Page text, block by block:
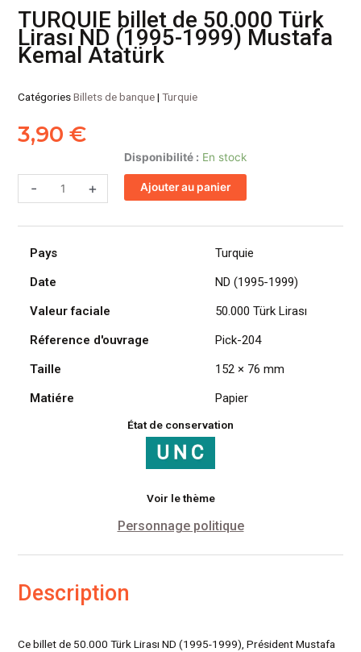
TURQUIE billet de 50.000 Türk
Lirası ND (1995-1999) Mustafa
Kemal Atatürk
CatégoriesBillets de banque|Turquie
3,90€
Disponibilité : En stock
-
de
TURQUIE
de
Lirası
(1995-
1999)
Kemal
+ Ajouter au panier
Pays
Turquie
Date
ND (1995-1999)
Valeur faciale
50.000 Türk Lirası
Réference d'ouvrage
Pick-204
Taille
152 × 76 mm
Matiére
Papier
État de conservation
Voir le thème
Personnage politique
Description
Ce billet de 50.000 Türk Lirası ND (1995-1999), Président Mustafa